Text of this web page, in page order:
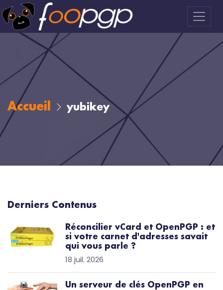
Accueil yubikey
Derniers Contenus
Réconcilier vCard et OpenPGP : et
si votre carnet d'adresses savait
qui vous parle ?
18 juil. 2026
Un serveur de clés OpenPGP en